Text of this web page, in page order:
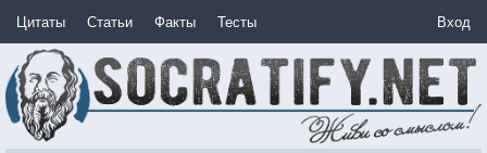
Цитаты Статьи Факты Тесты Вход